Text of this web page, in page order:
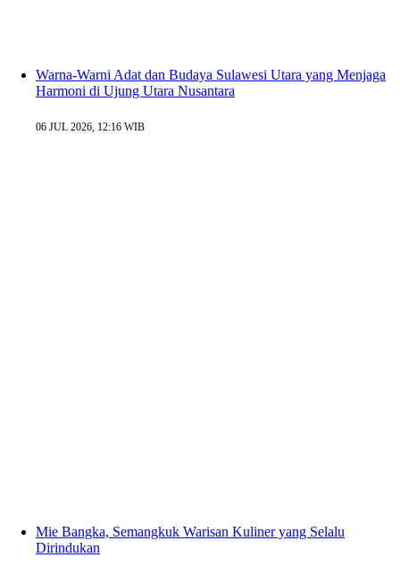
Warna-Warni Adat dan Budaya Sulawesi Utara yang Menjaga
Harmoni di Ujung Utara Nusantara
06 JUL 2026, 12:16 WIB
Mie Bangka, Semangkuk Warisan Kuliner yang Selalu
Dirindukan